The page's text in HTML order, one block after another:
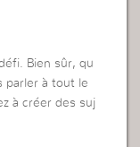
Bien sûr, qu
parler à tout le
à créer des suj